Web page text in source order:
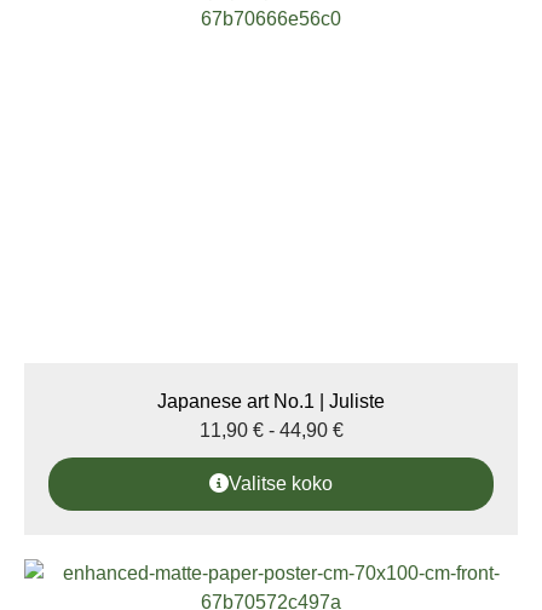
Japanese art No.1 | Juliste
11,90 € - 44,90 €
Valitse koko